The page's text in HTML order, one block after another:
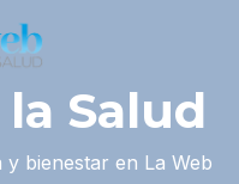
Salud
bienestar en La Web